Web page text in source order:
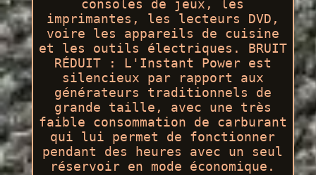
consoles de jeux, les
imprimantes, les lecteurs DVD,
voire les appareils de cuisine
et les outils électriques. BRUIT
RÉDUIT : L'Instant Power est
silencieux par rapport aux
générateurs traditionnels de
grande taille, avec une très
faible consommation de carburant
qui lui permet de fonctionner
pendant des heures avec un seul
réservoir en mode économique.